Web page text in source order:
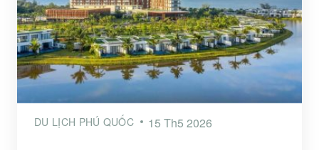
DU LỊCH PHÚ QUỐC 15 Th5 2026